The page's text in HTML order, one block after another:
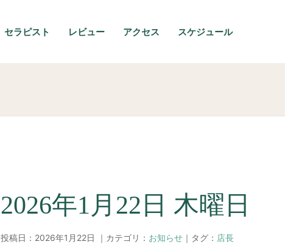
セラピスト レビュー アクセス スケジュール
2026年1月22日 木曜日
投稿日：2026年1月22日 ｜カテゴリ： お知らせ｜タグ： 店長